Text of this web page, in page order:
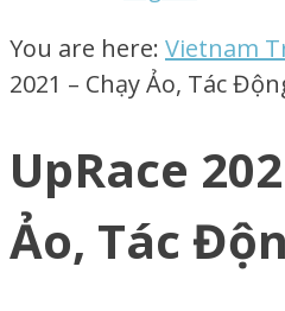
You are here: Vietnam
2021 – Chạy Ảo, Tác
UpRace
Ảo, Tác